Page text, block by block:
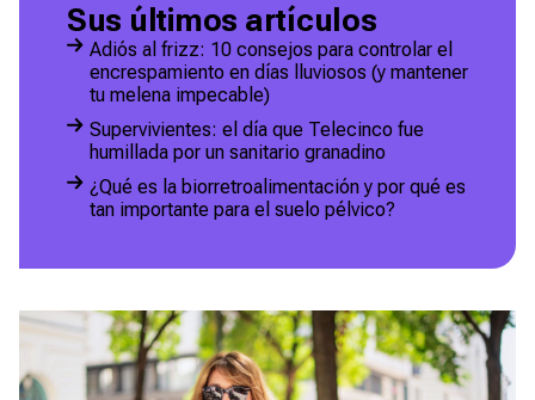
Sus últimos artículos
Adiós al frizz: 10 consejos para controlar el
encrespamiento en días lluviosos (y mantener
tu melena impecable)
Supervivientes: el día que Telecinco fue
humillada por un sanitario granadino
¿Qué es la biorretroalimentación y por qué es
tan importante para el suelo pélvico?